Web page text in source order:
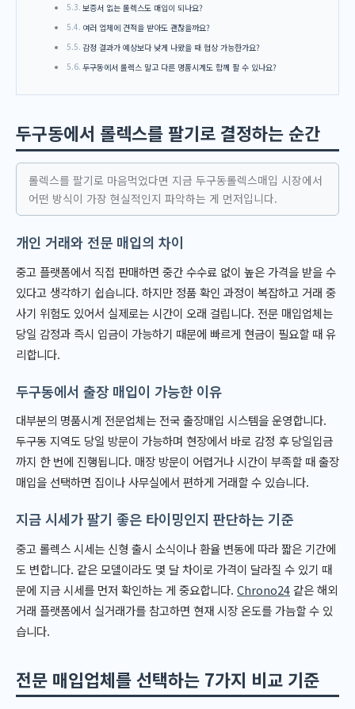
보증서 없는 롤렉스도 매입이 되나요?
여러 업체에 견적을 받아도 괜찮을까요?
감정 결과가 예상보다 낮게 나왔을 때 협상 가능한가요?
두구동에서 롤렉스 말고 다른 명품시계도 함께 팔 수 있나요?
두구동에서 롤렉스를 팔기로 결정하는 순간
롤렉스를 팔기로 마음먹었다면 지금 두구동롤렉스매입 시장에서
어떤 방식이 가장 현실적인지 파악하는 게 먼저입니다.
개인 거래와 전문 매입의 차이
중고 플랫폼에서 직접 판매하면 중간 수수료 없이 높은 가격을 받을 수
있다고 생각하기 쉽습니다. 하지만 정품 확인 과정이 복잡하고 거래 중
사기 위험도 있어서 실제로는 시간이 오래 걸립니다. 전문 매입업체는
당일 감정과 즉시 입금이 가능하기 때문에 빠르게 현금이 필요할 때 유
리합니다.
두구동에서 출장 매입이 가능한 이유
대부분의 명품시계 전문업체는 전국 출장매입 시스템을 운영합니다.
두구동 지역도 당일 방문이 가능하며 현장에서 바로 감정 후 당일입금
까지 한 번에 진행됩니다. 매장 방문이 어렵거나 시간이 부족할 때 출장
매입을 선택하면 집이나 사무실에서 편하게 거래할 수 있습니다.
지금 시세가 팔기 좋은 타이밍인지 판단하는 기준
중고 롤렉스 시세는 신형 출시 소식이나 환율 변동에 따라 짧은 기간에
도 변합니다. 같은 모델이라도 몇 달 차이로 가격이 달라질 수 있기 때
문에 지금 시세를 먼저 확인하는 게 중요합니다. Chrono24같은 해외
거래 플랫폼에서 실거래가를 참고하면 현재 시장 온도를 가늠할 수 있
습니다.
전문 매입업체를 선택하는 7가지 비교 기준